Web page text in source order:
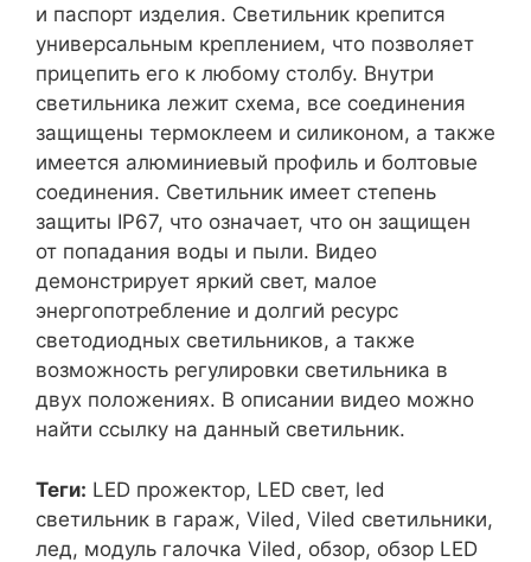
и паспорт изделия. Светильник крепится
универсальным креплением, что позволяет
прицепить его к любому столбу. Внутри
светильника лежит схема, все соединения
защищены термоклеем и силиконом, а также
имеется алюминиевый профиль и болтовые
соединения. Светильник имеет степень
защиты IP67, что означает, что он защищен
от попадания воды и пыли. Видео
демонстрирует яркий свет, малое
энергопотребление и долгий ресурс
светодиодных светильников, а также
возможность регулировки светильника в
двух положениях. В описании видео можно
найти ссылку на данный светильник.
Теги: LED прожектор, LED свет, led
светильник в гараж, Viled, Viled светильники,
лед, модуль галочка Viled, обзор, обзор LED